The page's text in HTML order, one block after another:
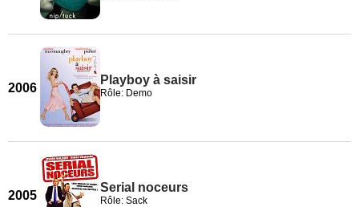
2006
Playboy à saisir
Rôle: Demo
2005
Serial noceurs
Rôle: Sack